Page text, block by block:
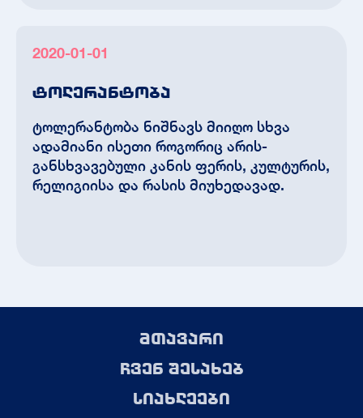
2020-01-01
ტოლერანტობა
ტოლერანტობა ნიშნავს მიიღო სხვა
ადამიანი ისეთი როგორიც არის-
განსხვავებული კანის ფერის, კულტურის,
რელიგიისა და რასის მიუხედავად.
მთავარი
ჩვენ შესახებ
სიახლეები